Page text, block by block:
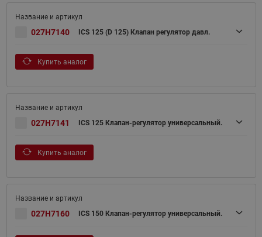
027H7140 ICS 125 (D 125) Клапан регулятор давл.
Купить аналог
027H7141 ICS 125 Клапан-регулятор универсальный.
Купить аналог
027H7160 ICS 150 Клапан-регулятор универсальный.